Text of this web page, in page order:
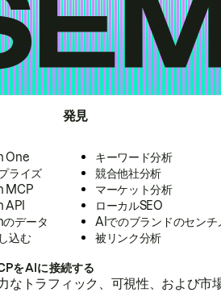
One
ライズ
MCP
API
データ
込む
発見
キーワード分析
競合他社分析
マーケット分析
ローカルSEO
AIでのブランドのセンチ
被リンク分析
をAIに接続する
なトラフィック、可視性、および